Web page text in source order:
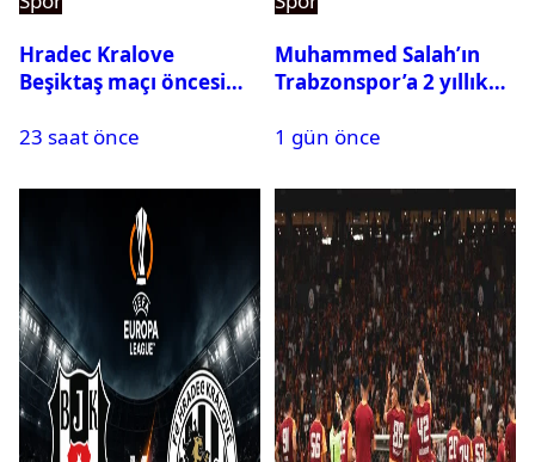
Hradec Kralove
Beşiktaş maçı öncesi
Siyah-Beyazlıların 11’i
23 saat önce
Muhammed Salah’ın
Trabzonspor’a 2 yıllık
1 gün önce